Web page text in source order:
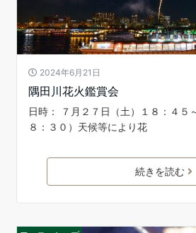
2024年6月21日
隅田川花火鑑賞会
日時： ７月２７日（土）１８：４５
８：３０）天候等により花
続きを読む